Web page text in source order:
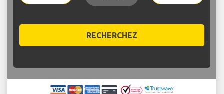
RECHERCHEZ